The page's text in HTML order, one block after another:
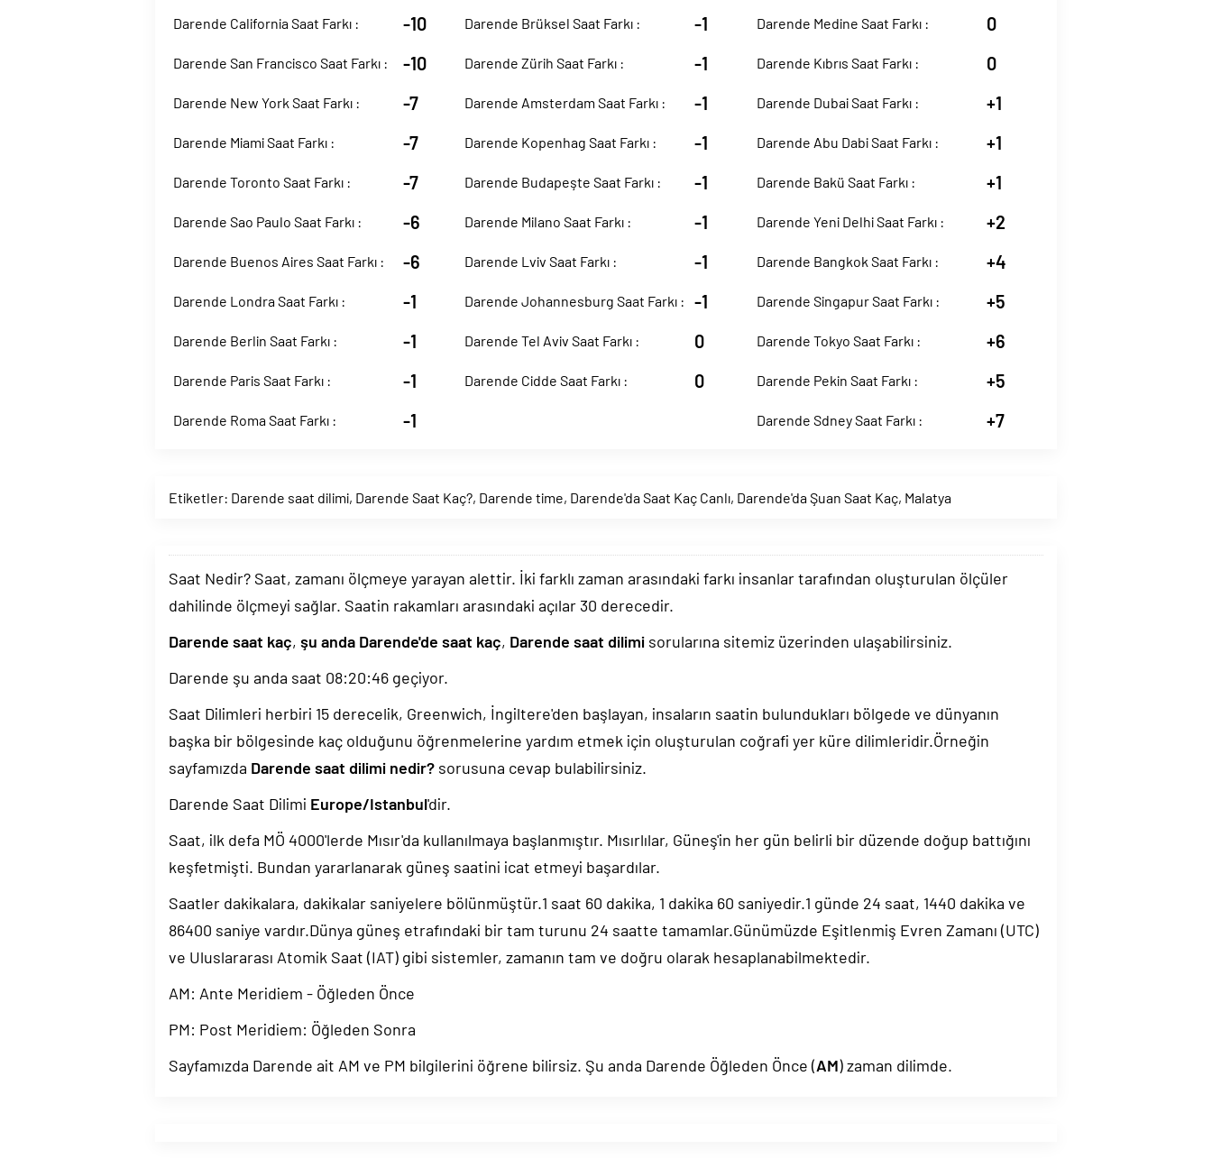
Darende California Saat Farkı : -10
Darende San Francisco Saat Farkı : -10
Darende New York Saat Farkı : -7
Darende Miami Saat Farkı : -7
Darende Toronto Saat Farkı : -7
Darende Sao Paulo Saat Farkı : -6
Darende Buenos Aires Saat Farkı : -6
Darende Londra Saat Farkı : -1
Darende Berlin Saat Farkı : -1
Darende Paris Saat Farkı : -1
Darende Roma Saat Farkı : -1
Darende Brüksel Saat Farkı : -1
Darende Zürih Saat Farkı : -1
Darende Amsterdam Saat Farkı : -1
Darende Kopenhag Saat Farkı : -1
Darende Budapeşte Saat Farkı : -1
Darende Milano Saat Farkı : -1
Darende Lviv Saat Farkı : -1
Darende Johannesburg Saat Farkı : -1
Darende Tel Aviv Saat Farkı : 0
Darende Cidde Saat Farkı : 0
Darende Medine Saat Farkı : 0
Darende Kıbrıs Saat Farkı : 0
Darende Dubai Saat Farkı : +1
Darende Abu Dabi Saat Farkı : +1
Darende Bakü Saat Farkı : +1
Darende Yeni Delhi Saat Farkı : +2
Darende Bangkok Saat Farkı : +4
Darende Singapur Saat Farkı : +5
Darende Tokyo Saat Farkı : +6
Darende Pekin Saat Farkı : +5
Darende Sdney Saat Farkı : +7
Etiketler: Darende saat dilimi, Darende Saat Kaç?, Darende time, Darende'da Saat Kaç Canlı, Darende'da Şuan Saat Kaç, Malatya
Saat Nedir? Saat, zamanı ölçmeye yarayan alettir. İki farklı zaman arasındaki farkı insanlar tarafından oluşturulan ölçüler
dahilinde ölçmeyi sağlar. Saatin rakamları arasındaki açılar 30 derecedir.
Darende saat kaç, şu anda Darende'de saat kaç, Darende saat dilimi sorularına sitemiz üzerinden ulaşabilirsiniz.
Darende şu anda saat 08:20:47geçiyor.
Saat Dilimleri herbiri 15 derecelik, Greenwich, İngiltere'den başlayan, insaların saatin bulundukları bölgede ve dünyanın
başka bir bölgesinde kaç olduğunu öğrenmelerine yardım etmek için oluşturulan coğrafi yer küre dilimleridir.Örneğin
sayfamızda Darende saat dilimi nedir? sorusuna cevap bulabilirsiniz.
Darende Saat Dilimi Europe/Istanbul'dir.
Saat, ilk defa MÖ 4000'lerde Mısır'da kullanılmaya başlanmıştır. Mısırlılar, Güneş'in her gün belirli bir düzende doğup battığını
keşfetmişti. Bundan yararlanarak güneş saatini icat etmeyi başardılar.
Saatler dakikalara, dakikalar saniyelere bölünmüştür.1 saat 60 dakika, 1 dakika 60 saniyedir.1 günde 24 saat, 1440 dakika ve
86400 saniye vardır.Dünya güneş etrafındaki bir tam turunu 24 saatte tamamlar.Günümüzde Eşitlenmiş Evren Zamanı (UTC)
ve Uluslararası Atomik Saat (IAT) gibi sistemler, zamanın tam ve doğru olarak hesaplanabilmektedir.
AM: Ante Meridiem - Öğleden Önce
PM: Post Meridiem: Öğleden Sonra
Sayfamızda Darende ait AM ve PM bilgilerini öğrene bilirsiz. Şu anda Darende Öğleden Önce (AM) zaman dilimde.